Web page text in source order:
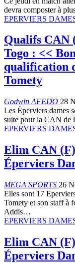
devra composter à
EPERVIERS
Qualifs CAN
Togo : <<
qualification
Tomety
Godwin AFEDO 28
Les Éperviers dames
suite pour la CAN de
EPERVIERS
Elim CAN
Éperviers
MEGA SPORTS 26
Elles sont 17
Tomety et son staff à
Addis…
EPERVIERS
Elim CAN
Éperviers